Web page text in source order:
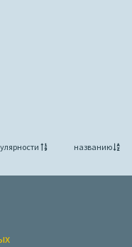
названию